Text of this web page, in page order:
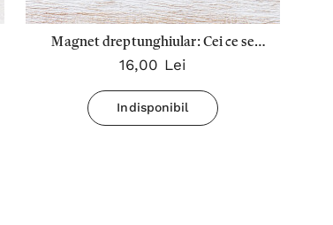
Magnet dreptunghiular: Cei ce se
încred în Domnul îşi înnoiesc puterea
ca vulturii
16,00 Lei
Indisponibil